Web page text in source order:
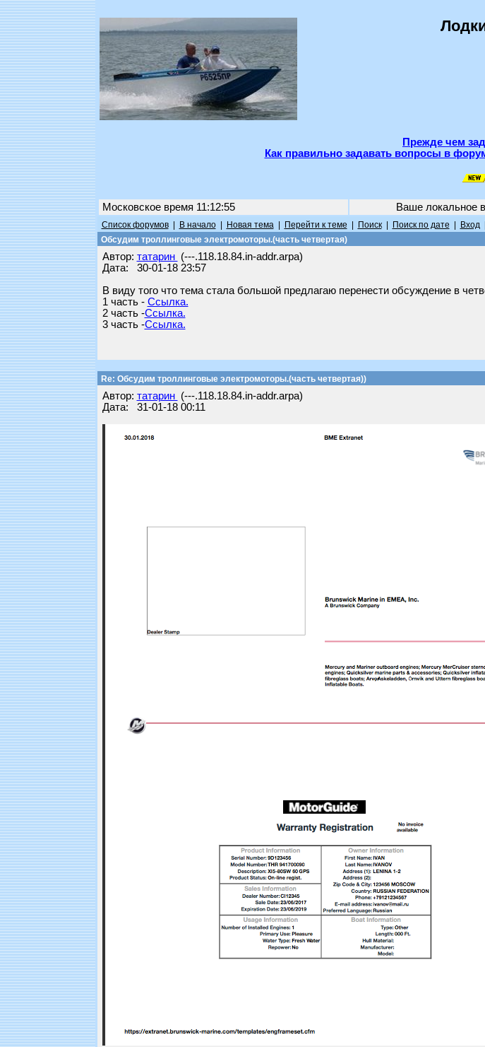
Прежде чем
Как правильно задавать вопросы в
Московское время 11:12:55 Ваше локальное
Список форумов| В начало| Новая тема| Перейти к теме Поиск| Поиск по дате Вход|
Обсудим троллинговые электромоторы.(часть четвертая)
Автор: татарин (---.118.18.84.in-addr.arpa)
Дата: 30-01-18 23:57
В виду того что тема стала большой предлагаю перенести обсуждение в
1 часть - Ссылка.
2 часть -Ссылка.
3 часть -Ссылка.
Re: Обсудим троллинговые электромоторы.(часть четвертая))
Автор: татарин (---.118.18.84.in-addr.arpa)
Дата: 31-01-18 00:11